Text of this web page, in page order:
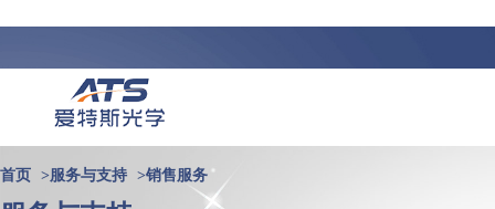
首页 >服务与支持 >销售服务